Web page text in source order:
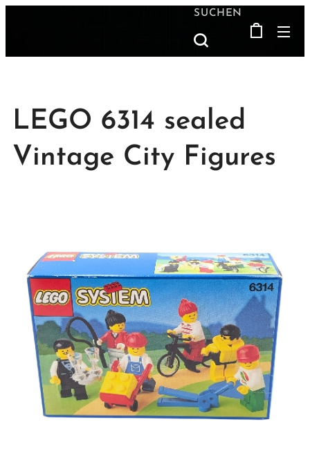
SUCHEN
LEGO 6314 sealed
Vintage City Figures